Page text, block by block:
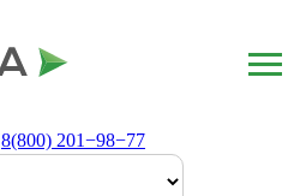
8(800) 201−98−77